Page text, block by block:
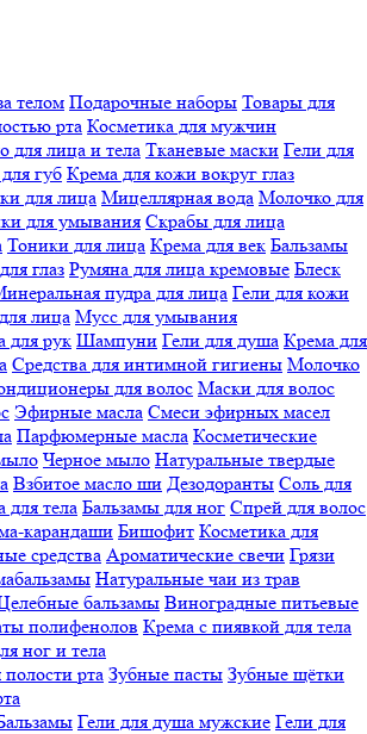
телом Подарочные наборы Товары для
рта Косметика для мужчин
для лица и тела Тканевые маски Гели для
губ Крема для кожи вокруг глаз
для лица Мицеллярная вода Молочко для
для умывания Скрабы для лица
Тоники для лица Крема для век Бальзамы
глаз Румяна для лица кремовые Блеск
пудра для лица Гели для кожи
лица Мусс для умывания
для рук Шампуни Гели для душа Крема для
Средства для интимной гигиены Молочко
для волос Маски для волос
Эфирные масла Смеси эфирных масел
Парфюмерные масла Косметические
Черное мыло Натуральные твердые
Взбитое масло ши Дезодоранты Соль для
для тела Бальзамы для ног Спрей для волос
карандаши Бишофит Косметика для
средства Ароматические свечи Грязи
Натуральные чаи из трав
бальзамы Виноградные питьевые
полифенолов Крема с пиявкой для тела
ног и тела
рта Зубные пасты Зубные щётки
Гели для душа мужские Гели для